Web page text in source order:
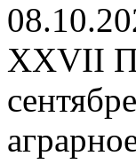
XXVII